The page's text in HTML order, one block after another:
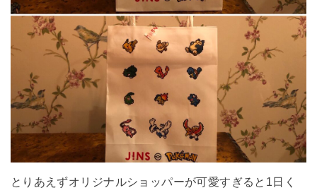
とりあえずオリジナルショッパーが可愛すぎると1日く